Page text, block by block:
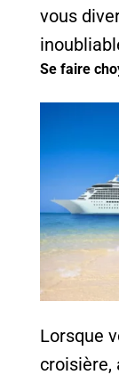
vous
Se faire
Lorsque
croisière,